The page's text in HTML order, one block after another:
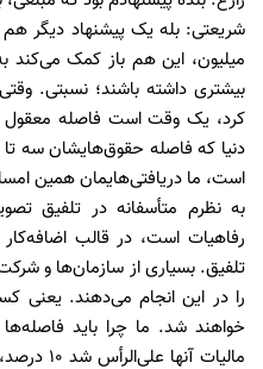
میلیون، این هم باز کمک می‌کند
بیشتری داشته باشند؛ نسبتی.
کرد، یک وقت است فاصله معقول
دنیا که فاصله حقوق‌هایشان سه تا
است، ما دریافتی‌هایمان همین
به نظرم متأسفانه در تلفیق
رفاهیات است، در قالب
تلفیق. بسیاری از سازمان‌ها و
را در این انجام می‌دهند. یعنی